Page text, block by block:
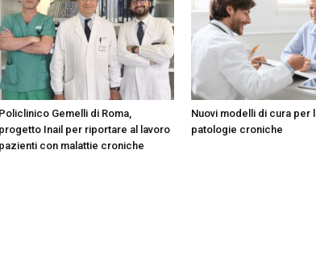
Policlinico Gemelli di Roma,
progetto Inail per riportare al lavoro
pazienti con malattie croniche
Nuovi modelli di cura per
patologie croniche